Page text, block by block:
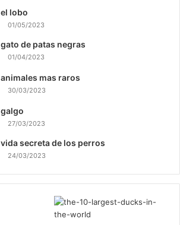
el lobo
01/05/2023
gato de patas negras
01/04/2023
animales mas raros
30/03/2023
galgo
27/03/2023
vida secreta de los perros
24/03/2023